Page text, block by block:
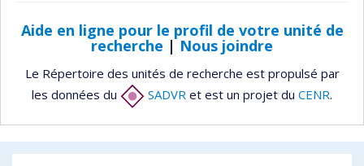
Aide en ligne pour le profil de votre unité de
recherche | Nous joindre
Le Répertoire des unités de recherche est propulsé par
les données du
SADVR et est un projet du CENR.